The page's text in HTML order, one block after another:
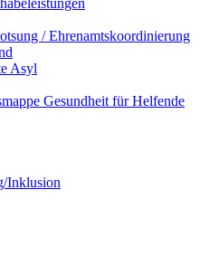
/ Ehrenamtskoordinierung
Asyl
Gesundheit für Helfende
Inklusion